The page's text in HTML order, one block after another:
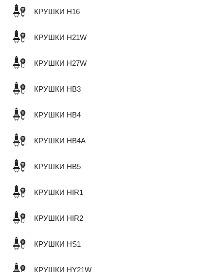
КРУШКИ H16
КРУШКИ H21W
КРУШКИ H27W
КРУШКИ HB3
КРУШКИ HB4
КРУШКИ HB4A
КРУШКИ HB5
КРУШКИ HIR1
КРУШКИ HIR2
КРУШКИ HS1
КРУШКИ HY21W